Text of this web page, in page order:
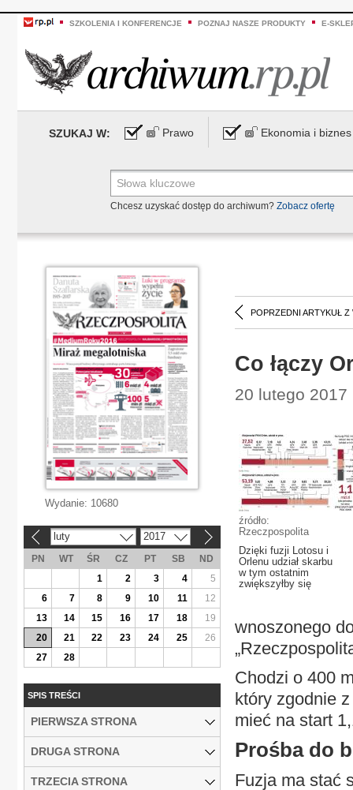
SZKOLENIA I KONFERENCJE POZNAJ NASZE PRODUKTY E-
SZUKAJ W: Prawo Ekonomia i biznes
Chcesz uzyskać dostęp do archiwum? Zobacz ofertę
POPRZEDNI ARTYKUŁ Z
Co łączy
20 lutego 2017
źródło:
Rzeczpospolita
Dzięki fuzji Lotosu i
Orlenu udział skarbu
w tym ostatnim
zwiększyłby się
wnoszonego
Chodzi o 400
który zgodnie
mieć na start
Prośba do
Fuzja ma stać
Wydanie: 10680
luty 2017
PN WT ŚR CZ PT SB
ND
1
2 3 4
5
6
7 8 9 10 11
12
13
14 15 16 17 18
19
20
21 22 23 24 25
26
27
28
SPIS TREŚCI
PIERWSZA STRONA
DRUGA STRONA
TRZECIA STRONA